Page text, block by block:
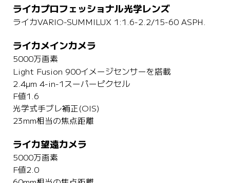
ライカプロフェッショナル光学レンズ
ライカVARIO-SUMMILUX 1:1.6-2.2/15-60 ASPH.
ライカメインカメラ
5000万画素
Light Fusion 900イメージセンサーを搭載
2.4µm 4-in-1スーパーピクセル
F値1.6
光学式手ブレ補正(OIS)
23mm相当の焦点距離
ライカ望遠カメラ
5000万画素
F値2.0